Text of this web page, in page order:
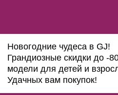
Новогодние чудеса в GJ!
Грандиозные скидки до -
модели для детей и
Удачных вам покупок!